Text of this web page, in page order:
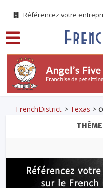
Référencez votre
FrenchDistrict > Texas >